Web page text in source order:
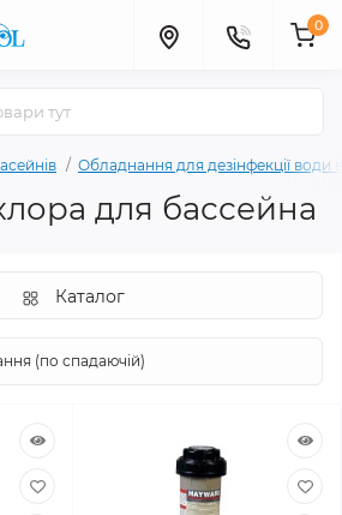
0
Обладнання для дезінфекції води
для бассейна
Каталог